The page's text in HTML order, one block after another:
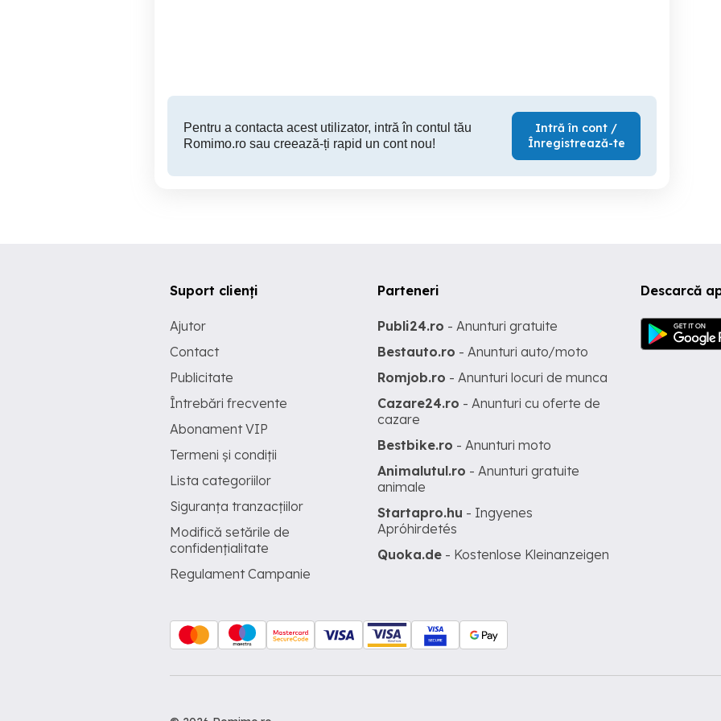
Pentru a contacta acest utilizator, intră în contul tău
Romimo.ro sau creează-ți rapid un cont nou!
Intră în cont /
Înregistrează-te
Descarcă
Suport clienți
Ajutor
Contact
Publicitate
Întrebări frecvente
Abonament VIP
Termeni și condiții
Lista categoriilor
Siguranța tranzacțiilor
Modifică setările de
confidențialitate
Regulament Campanie
Parteneri
Publi24.ro - Anunturi gratuite
Bestauto.ro - Anunturi auto/moto
Romjob.ro - Anunturi locuri de munca
Cazare24.ro - Anunturi cu oferte de
cazare
Bestbike.ro - Anunturi moto
Animalutul.ro - Anunturi gratuite
animale
Startapro.hu - Ingyenes
Apróhirdetés
Quoka.de - Kostenlose Kleinanzeigen